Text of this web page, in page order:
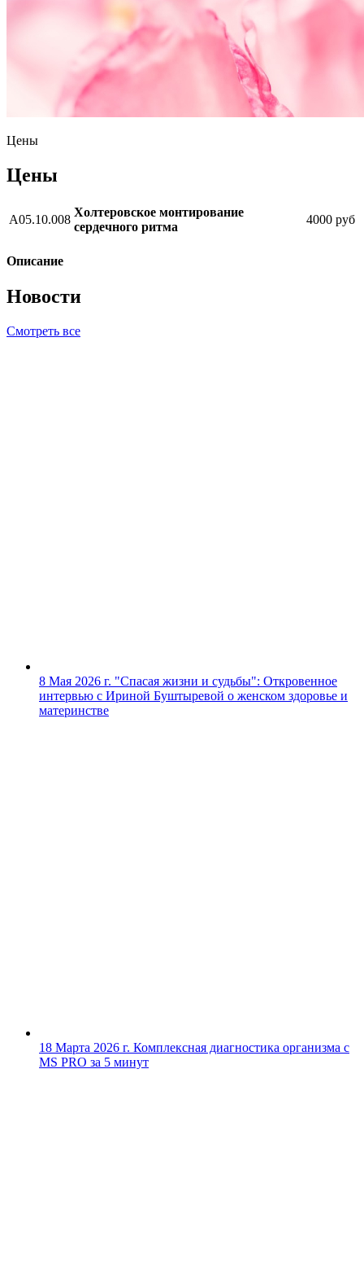
Цены
Цены
А05.10.008
Холтеровское монтирование
сердечного ритма
4000 руб
Описание
Новости
Смотреть все
8 Мая 2026 г. "Спасая жизни и судьбы": Откровенное
интервью с Ириной Буштыревой о женском здоровье и
материнстве
18 Марта 2026 г. Комплексная диагностика организма с
MS PRO за 5 минут